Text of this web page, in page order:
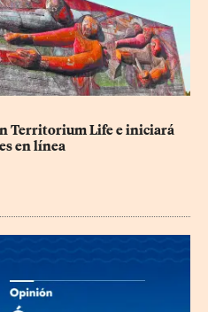
Territorium Life e iniciará
en línea